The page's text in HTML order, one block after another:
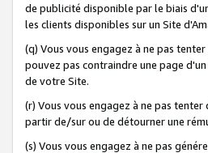
de publicité disponible par le biais
les clients disponibles sur un Site
(q) Vous vous engagez à ne pas
pouvez pas contraindre une page
de votre Site.
(r) Vous vous engagez à ne pas
partir de/sur ou de détourner une
(s) Vous vous engagez à ne pas